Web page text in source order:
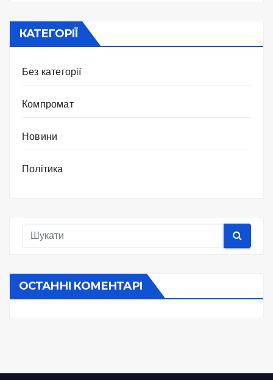
КАТЕГОРІЇ
Без категорії
Компромат
Новини
Політика
ОСТАННІ КОМЕНТАРІ